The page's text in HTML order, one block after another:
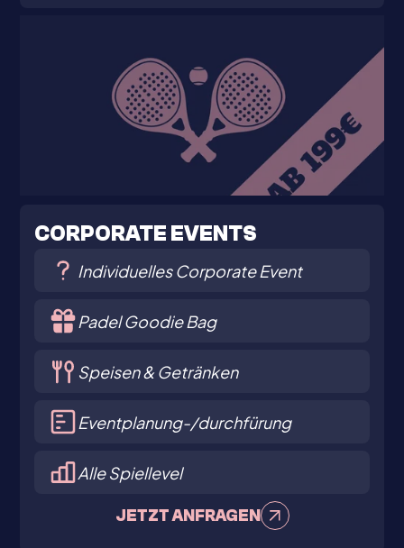
CORPORATE EVENTS
Individuelles Corporate Event
Padel Goodie Bag
Speisen & Getränken
Eventplanung-/durchfürung
Alle Spiellevel
JETZT ANFRAGEN